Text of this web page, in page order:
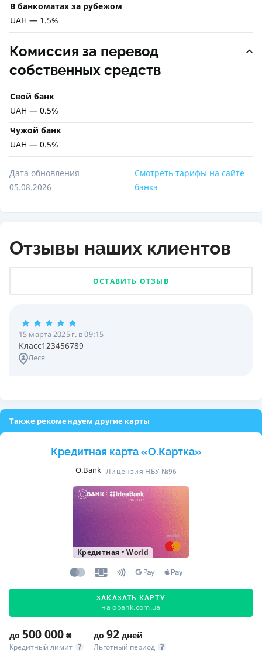
В банкоматах за рубежом
UAH — 1.5%
Комиссия за перевод
собственных средств
Свой банк
UAH — 0.5%
Чужой банк
UAH — 0.5%
Дата обновления
05.08.2026
Смотреть тарифы на сайте
банка
Отзывы наших клиентов
ОСТАВИТЬ ОТЗЫВ
15 марта 2025 г. в 09:15
Класс123456789
Леся
Также рекомендуем другие карты
Кредитная карта «O.Картка»
O.Bank Лицензия НБУ №96
Кредитная •World
ЗАКАЗАТЬ КАРТУ
на obank.com.ua
до 500 000 ₴
Кредитный лимит
до 92 дней
Льготный период